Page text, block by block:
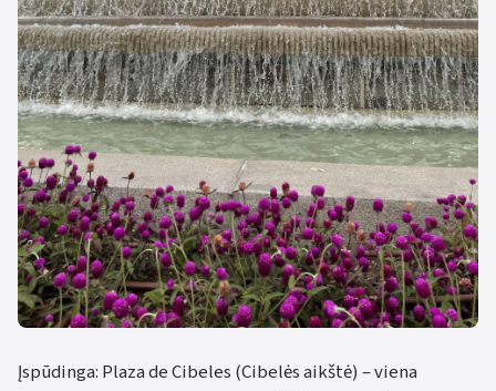
Įspūdinga: Plaza de Cibeles (Cibelės aikštė) – viena